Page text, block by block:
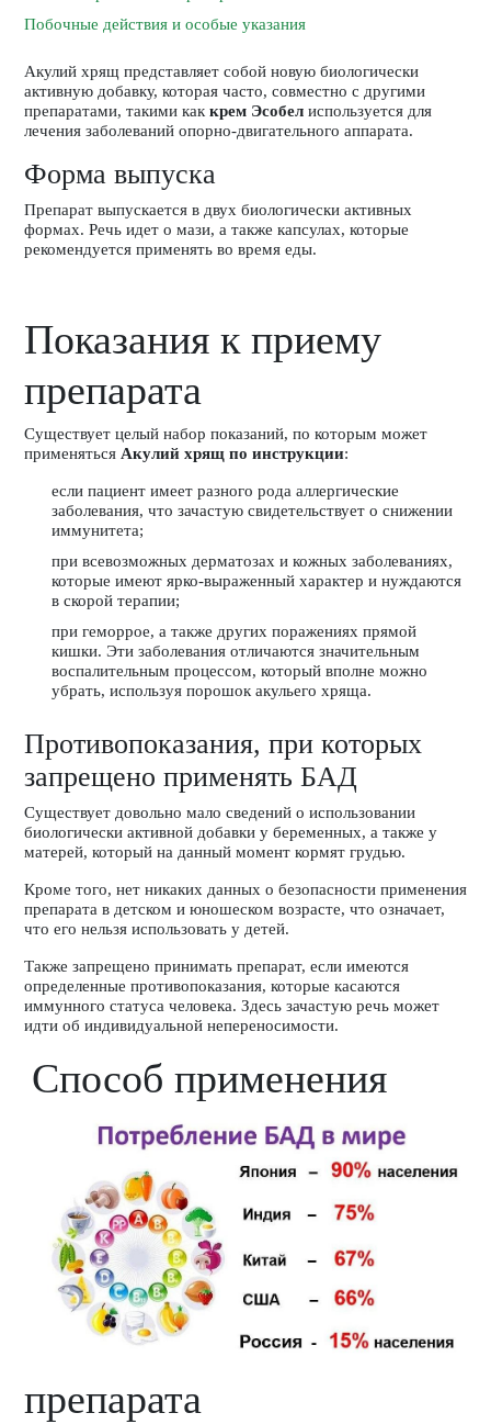
Побочные действия и особые указания
Акулий хрящ представляет собой новую биологически
активную добавку, которая часто, совместно с другими
препаратами, такими как крем Эсобел используется для
лечения заболеваний опорно-двигательного аппарата.
Форма выпуска
Препарат выпускается в двух биологически активных
формах. Речь идет о мази, а также капсулах, которые
рекомендуется применять во время еды.
Показания к приему
препарата
Существует целый набор показаний, по которым может
применяться Акулий хрящ по инструкции:
если пациент имеет разного рода аллергические
заболевания, что зачастую свидетельствует о снижении
иммунитета;
при всевозможных дерматозах и кожных заболеваниях,
которые имеют ярко-выраженный характер и нуждаются
в скорой терапии;
при геморрое, а также других поражениях прямой
кишки. Эти заболевания отличаются значительным
воспалительным процессом, который вполне можно
убрать, используя порошок акульего хряща.
Противопоказания, при которых
запрещено применять БАД
Существует довольно мало сведений о использовании
биологически активной добавки у беременных, а также у
матерей, который на данный момент кормят грудью.
Кроме того, нет никаких данных о безопасности применения
препарата в детском и юношеском возрасте, что означает,
что его нельзя использовать у детей.
Также запрещено принимать препарат, если имеются
определенные противопоказания, которые касаются
иммунного статуса человека. Здесь зачастую речь может
идти об индивидуальной непереносимости.
Способ применения
препарата